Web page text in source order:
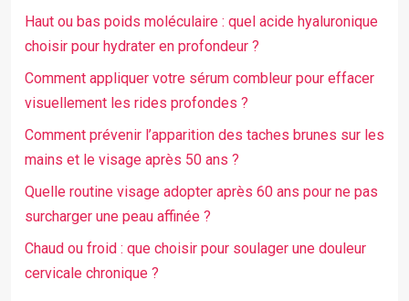
Haut ou bas poids moléculaire : quel acide hyaluronique
choisir pour hydrater en profondeur ?
Comment appliquer votre sérum combleur pour effacer
visuellement les rides profondes ?
Comment prévenir l’apparition des taches brunes sur les
mains et le visage après 50 ans ?
Quelle routine visage adopter après 60 ans pour ne pas
surcharger une peau affinée ?
Chaud ou froid : que choisir pour soulager une douleur
cervicale chronique ?